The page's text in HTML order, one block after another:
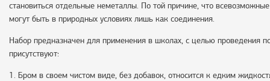
становиться отдельные неметаллы. По той причине, что
могут быть в природных условиях лишь как соединения.
Набор предназначен для применения в школах, с целью проведения
присутствуют:
1. Бром в своем чистом виде, без добавок, относится к едким